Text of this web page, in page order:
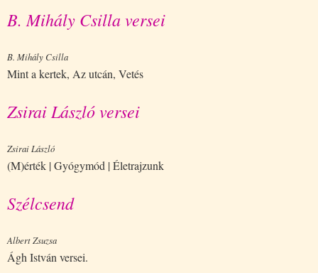
B. Mihály Csilla versei
B. Mihály Csilla
Mint a kertek, Az utcán, Vetés
Zsirai László versei
Zsirai László
(M)érték | Gyógymód | Életrajzunk
Szélcsend
Albert Zsuzsa
Ágh István versei.